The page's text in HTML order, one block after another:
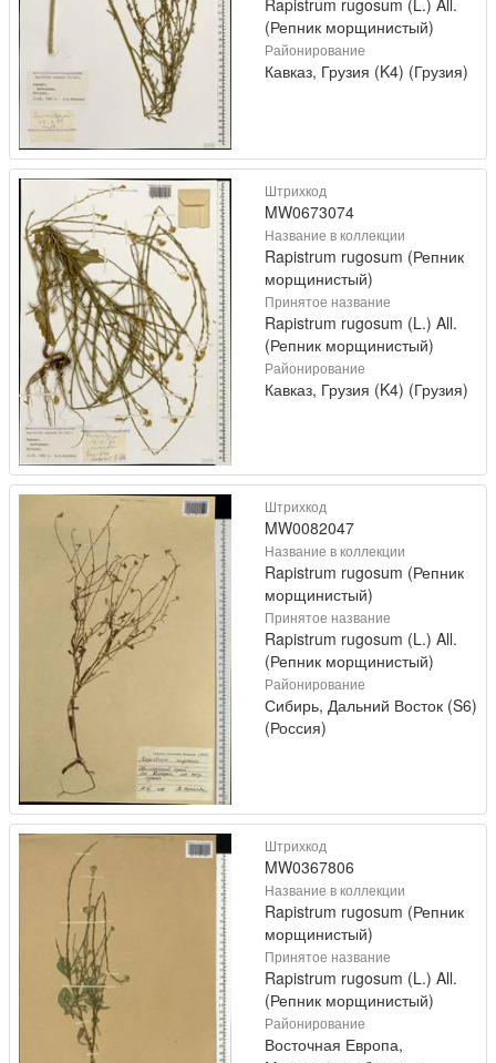
(Репник морщинистый)
Районирование
Кавказ, Грузия (K4) (Грузия)
Штрихкод
MW0673074
Название в коллекции
Rapistrum rugosum (Репник
морщинистый)
Принятое название
Rapistrum rugosum (L.) All.
(Репник морщинистый)
Районирование
Кавказ, Грузия (K4) (Грузия)
Штрихкод
MW0082047
Название в коллекции
Rapistrum rugosum (Репник
морщинистый)
Принятое название
Rapistrum rugosum (L.) All.
(Репник морщинистый)
Районирование
Сибирь, Дальний Восток (S6)
(Россия)
Штрихкод
MW0367806
Название в коллекции
Rapistrum rugosum (Репник
морщинистый)
Принятое название
Rapistrum rugosum (L.) All.
(Репник морщинистый)
Районирование
Восточная Европа,